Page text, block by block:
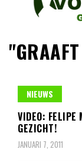
NIEUWS
VIDEO: FELIPE
GEZICHT!
JANUARI 7, 2011